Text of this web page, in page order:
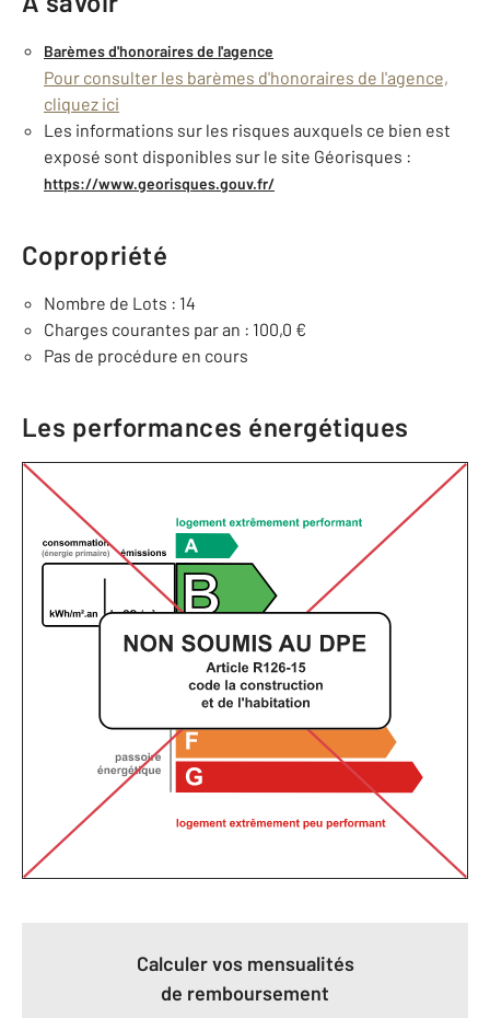
Barèmes d'honoraires de l'agence
Pour consulter les barèmes d'honoraires de l'agence,
cliquez ici
Les informations sur les risques auxquels ce bien est
exposé sont disponibles sur le site Géorisques :
https://www.georisques.gouv.fr/
Copropriété
Nombre de Lots : 14
Charges courantes par an : 100,0 €
Pas de procédure en cours
Les performances énergétiques
Calculer vos mensualités
de remboursement